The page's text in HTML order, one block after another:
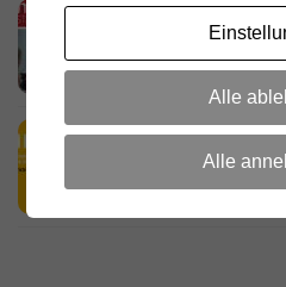
D.R.C. in den
Stadtanzeiger
18. JULI 2026
HamRadio
11. JULI 2026
Alle
Alle